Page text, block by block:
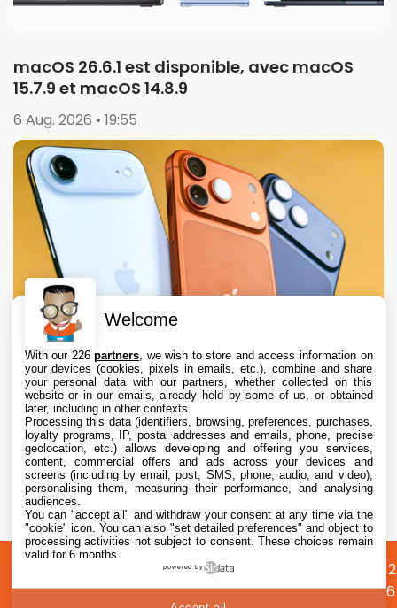
macOS 26.6.1 est disponible, avec macOS
15.7.9 et macOS 14.8.9
6 Aug. 2026 • 19:55
Apple augmente les valeurs de reprise des
iPhone, iPad, Mac et Apple Watch
6 Aug. 2026 • 19:02
propos
Préférences
cookies
Confidentialité
©
2026
Welcome
With our 226partners , we wish to store and access information on
your devices (cookies, pixels in emails, etc.), combine and share
your personal data with our partners, whether collected on this
website or in our emails, already held by some of us, or obtained
later, including in other contexts.
Processing this data (identifiers, browsing, preferences, purchases,
loyalty programs, IP, postal addresses and emails, phone, precise
geolocation, etc.) allows developing and offering you services,
content, commercial offers and ads across your devices and
screens (including by email, post, SMS, phone, audio, and video),
personalising them, measuring their performance, and analysing
audiences.
You can "accept all" and withdraw your consent at any time via the
"cookie" icon. You can also "set detailed preferences" and object to
processing activities not subject to consent. These choices remain
valid for 6 months.
powered by